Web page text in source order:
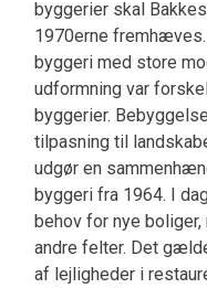
byggerier skal
1970erne
byggeri med store
udformning var
byggerier.
tilpasning til
udgør en
byggeri fra 1964. I
behov for nye
andre felter. Det
af lejligheder i